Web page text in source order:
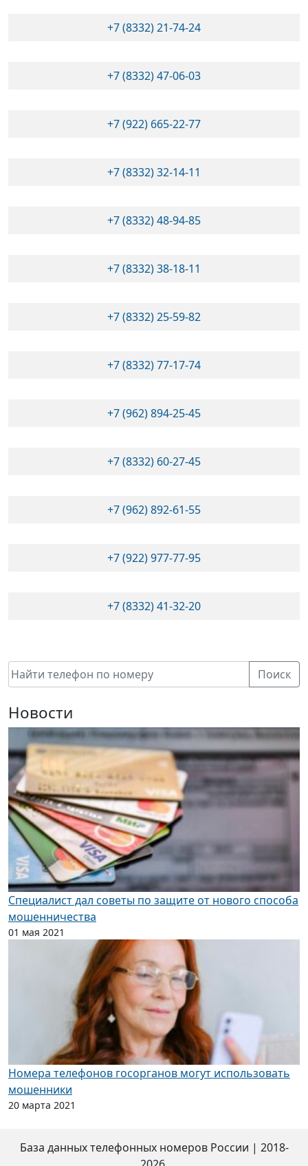
+7 (8332) 21-74-24
+7 (8332) 47-06-03
+7 (922) 665-22-77
+7 (8332) 32-14-11
+7 (8332) 48-94-85
+7 (8332) 38-18-11
+7 (8332) 25-59-82
+7 (8332) 77-17-74
+7 (962) 894-25-45
+7 (8332) 60-27-45
+7 (962) 892-61-55
+7 (922) 977-77-95
+7 (8332) 41-32-20
Поиск
Новости
Специалист дал советы по защите от нового способа
мошенничества
01 мая 2021
Номера телефонов госорганов могут использовать
мошенники
20 марта 2021
База данных телефонных номеров России | 2018-